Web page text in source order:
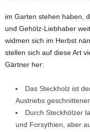
im Garten stehen haben,
und Gehölz-Liebhaber
widmen sich im Herbst
stellen sich auf diese Art
Gärtner her:
Das Steckholz ist
Austriebs
Durch Steckhölzer
und Forsythien, aber